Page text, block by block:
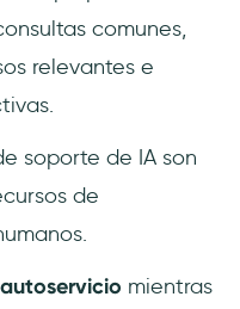
comunes,
relevantes e
soporte de IA son
de
mientras